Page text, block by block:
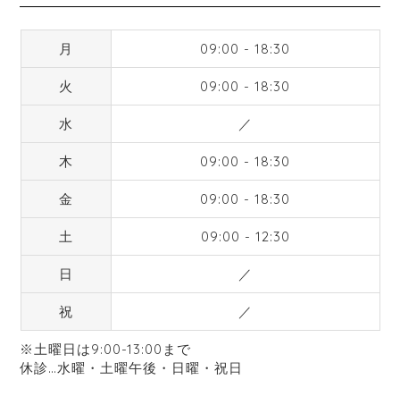
月 09:00 - 18:30
火 09:00 - 18:30
水 ／
木 09:00 - 18:30
金 09:00 - 18:30
土 09:00 - 12:30
日 ／
祝 ／
※土曜日は9:00-13:00まで
休診…水曜・土曜午後・日曜・祝日